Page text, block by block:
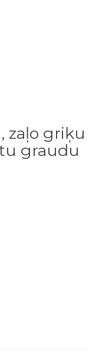
zaļo griķu
graudu